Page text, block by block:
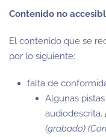
Contenido no
El contenido que se
por lo siguiente:
falta de
Algunas
audiodescrita.
(grabado)